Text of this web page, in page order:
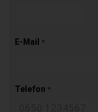
E-Mail *
Telefon *